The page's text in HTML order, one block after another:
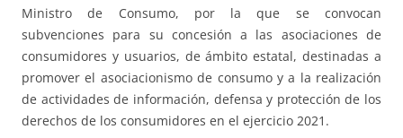
Ministro de Consumo, por la que se convocan
subvenciones para su concesión a las asociaciones de
consumidores y usuarios, de ámbito estatal, destinadas a
promover el asociacionismo de consumo y a la realización
de actividades de información, defensa y protección de los
derechos de los consumidores en el ejercicio 2021.